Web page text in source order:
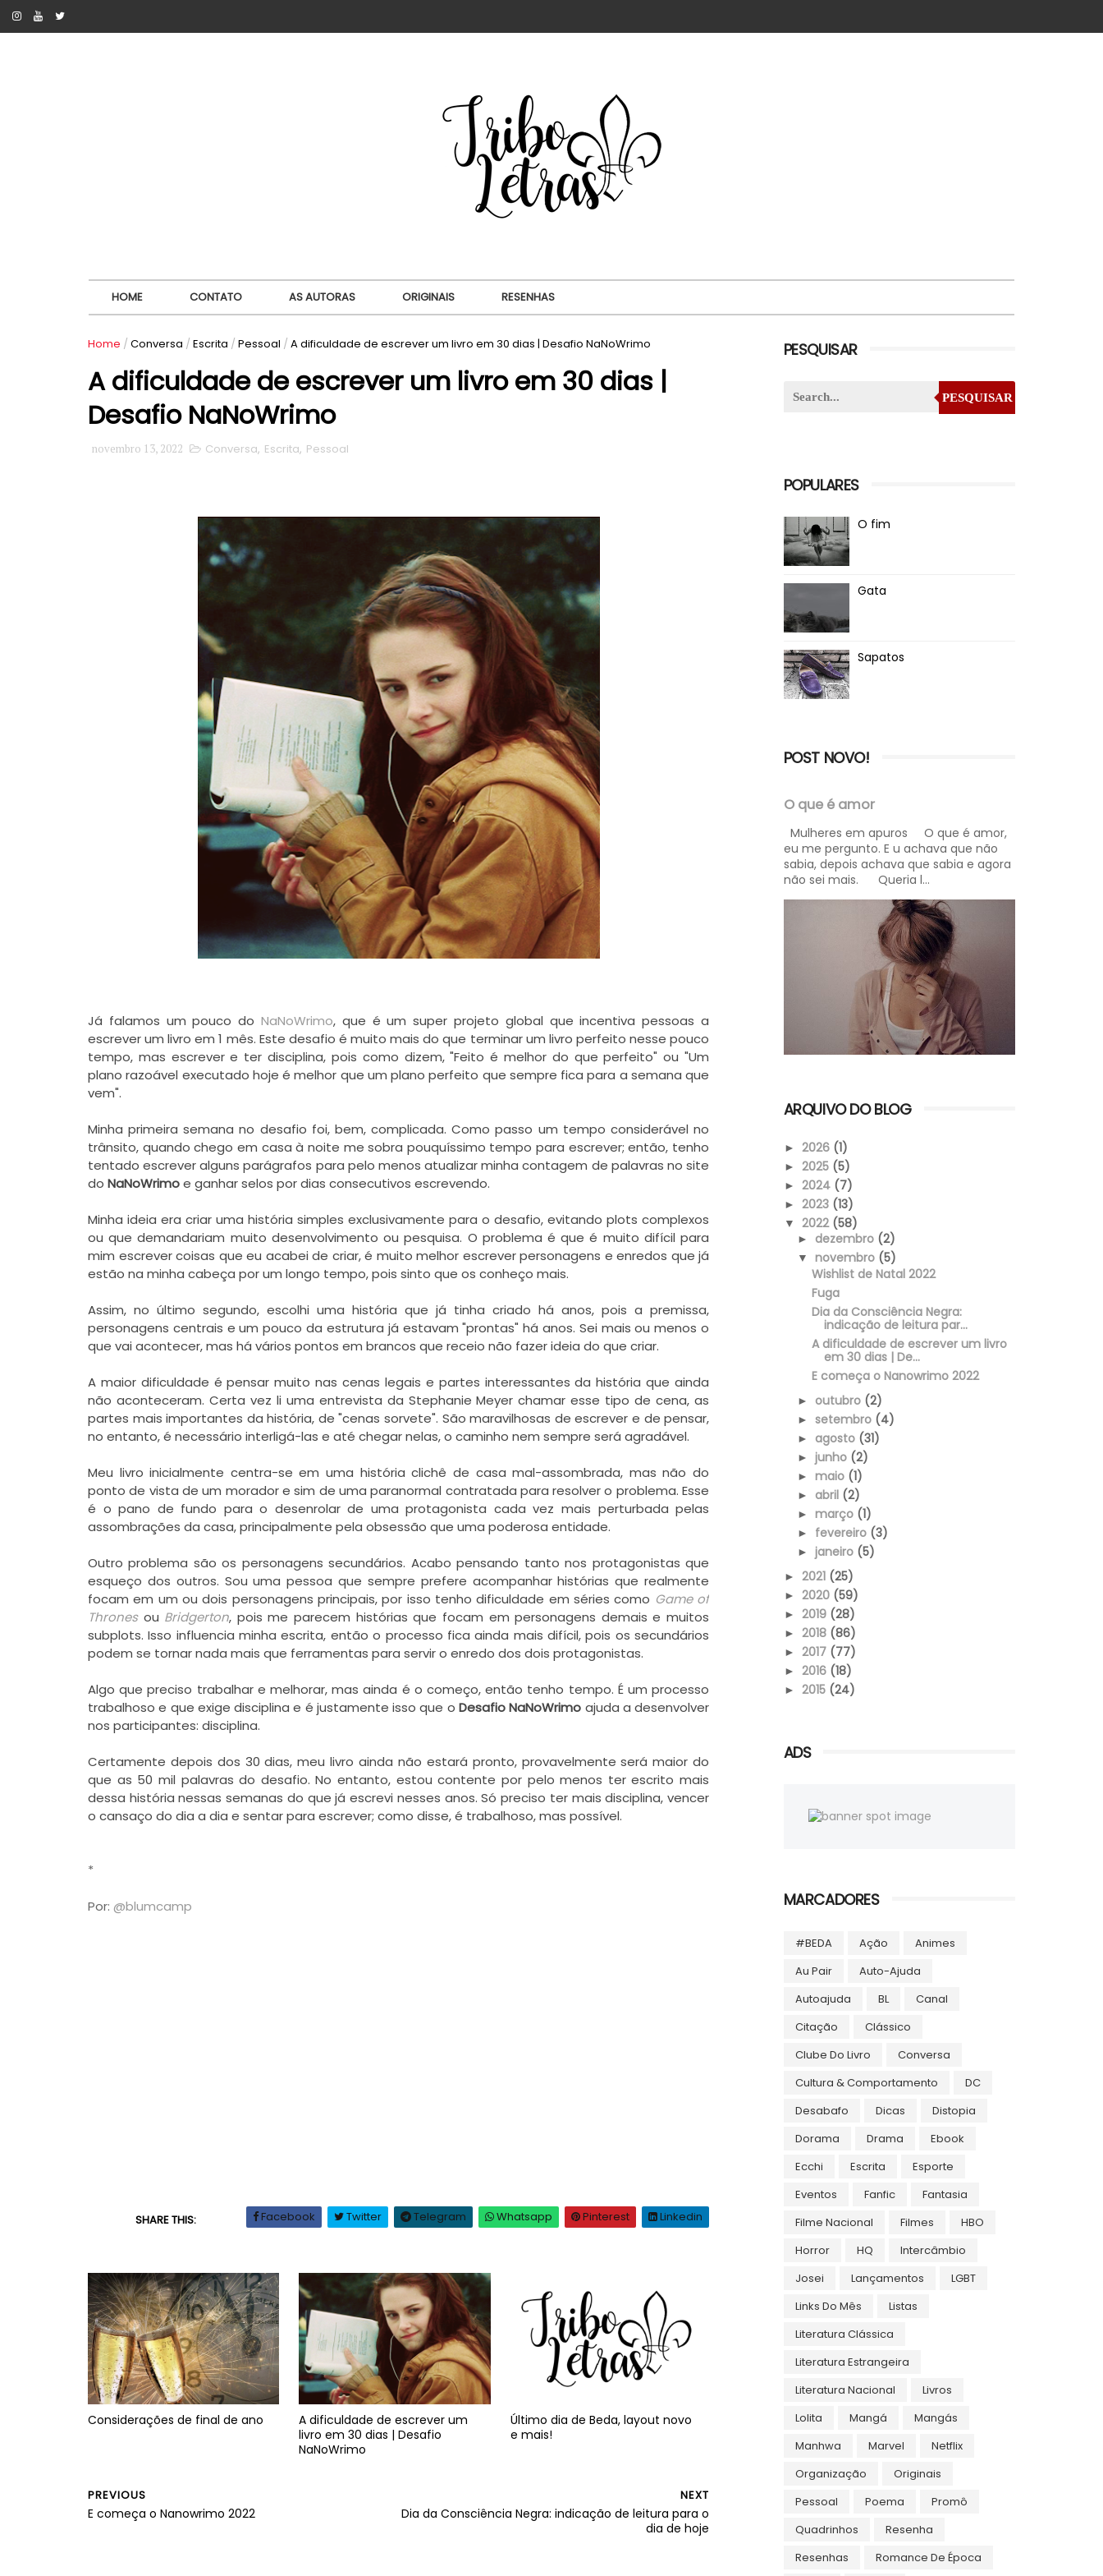
HOME CONTATO AS AUTORAS ORIGINAIS RESENHAS
Home / Conversa / Escrita / Pessoal / A dificuldade de escrever um livro em 30 dias | Desafio NaNoWrimo
A dificuldade de escrever um livro em 30 dias |
Desafio NaNoWrimo
novembro 13, 2022 Conversa, Escrita, Pessoal
Já falamos um pouco doNaNoWrimo, que é um super projeto global que incentiva pessoas a
escrever um livro em 1 mês. Este desafio é muito mais do que terminar um livro perfeito nesse pouco
tempo, mas escrever e ter disciplina, pois como dizem, "Feito é melhor do que perfeito" ou "Um
plano razoável executado hoje é melhor que um plano perfeito que sempre fica para a semana que
vem".
Minha primeira semana no desafio foi, bem, complicada. Como passo um tempo considerável no
trânsito, quando chego em casa à noite me sobra pouquíssimo tempo para escrever; então, tenho
tentado escrever alguns parágrafos para pelo menos atualizar minha contagem de palavras no site
do NaNoWrimoe ganhar selos por dias consecutivos escrevendo.
Minha ideia era criar uma história simples exclusivamente para o desafio, evitando plots complexos
ou que demandariam muito desenvolvimento ou pesquisa. O problema é que é muito difícil para
mim escrever coisas que eu acabei de criar, é muito melhor escrever personagens e enredos que já
estão na minha cabeça por um longo tempo, pois sinto que os conheço mais.
Assim, no último segundo, escolhi uma história que já tinha criado há anos, pois a premissa,
personagens centrais e um pouco da estrutura já estavam "prontas" há anos. Sei mais ou menos o
que vai acontecer, mas há vários pontos em brancos que receio não fazer ideia do que criar.
A maior dificuldade é pensar muito nas cenas legais e partes interessantes da história que ainda
não aconteceram. Certa vez li uma entrevista da Stephanie Meyer chamar esse tipo de cena, as
partes mais importantes da história, de "cenas sorvete". São maravilhosas de escrever e de pensar,
no entanto, é necessário interligá-las e até chegar nelas, o caminho nem sempre será agradável.
Meu livro inicialmente centra-se em uma história clichê de casa mal-assombrada, mas não do
ponto de vista de um morador e sim de uma paranormal contratada para resolver o problema. Esse
é o pano de fundo para o desenrolar de uma protagonista cada vez mais perturbada pelas
assombrações da casa, principalmente pela obsessão que uma poderosa entidade.
Outro problema são os personagens secundários. Acabo pensando tanto nos protagonistas que
esqueço dos outros. Sou uma pessoa que sempre prefere acompanhar histórias que realmente
focam em um ou dois personagens principais, por isso tenho dificuldade em séries como Game of
Thrones ou Bridgerton, pois me parecem histórias que focam em personagens demais e muitos
subplots. Isso influencia minha escrita, então o processo fica ainda mais difícil, pois os secundários
podem se tornar nada mais que ferramentas para servir o enredo dos dois protagonistas.
Algo que preciso trabalhar e melhorar, mas ainda é o começo, então tenho tempo. É um processo
trabalhoso e que exige disciplina e é justamente isso que oDesafio NaNoWrimo ajuda a desenvolver
nos participantes: disciplina.
Certamente depois dos 30 dias, meu livro ainda não estará pronto, provavelmente será maior do
que as 50 mil palavras do desafio. No entanto, estou contente por pelo menos ter escrito mais
dessa história nessas semanas do que já escrevi nesses anos. Só preciso ter mais disciplina, vencer
o cansaço do dia a dia e sentar para escrever; como disse, é trabalhoso, mas possível.
*
Por: @blumcamp
SHARE THIS: Facebook Twitter Telegram Whatsapp Pinterest Linkedin
Considerações de final de ano
A dificuldade de escrever um
livro em 30 dias | Desafio
NaNoWrimo
Último dia de Beda, layout novo
e mais!
NEXT
Dia da Consciência Negra: indicação de leitura para o
dia de hoje
PREVIOUS
E começa o Nanowrimo 2022
PESQUISAR
PESQUISAR
POPULARES
O fim
Gata
Sapatos
POST NOVO!
O que é amor
Mulheres em apuros O que é amor,
eu me pergunto. E u achava que não
sabia, depois achava que sabia e agora
não sei mais. Queria l...
ARQUIVO DO BLOG
► 2026 (1)
► 2025 (5)
► 2024 (7)
► 2023 (13)
▼ 2022 (58)
► dezembro (2)
▼novembro (5)
Wishlist de Natal 2022
Fuga
Dia da Consciência Negra:
indicação de leitura par...
A dificuldade de escrever um livro
em 30 dias | De...
E começa o Nanowrimo 2022
► outubro (2)
►setembro (4)
► agosto (31)
► junho (2)
►maio (1)
► abril (2)
►março (1)
► fevereiro (3)
► janeiro (5)
► 2021 (25)
► 2020 (59)
► 2019 (28)
► 2018 (86)
► 2017 (77)
► 2016 (18)
► 2015 (24)
ADS
MARCADORES
#BEDA Ação
Animes
Au Pair
Auto-Ajuda
Autoajuda
BL
Canal
Citação
Clássico
Clube Do Livro
Conversa
Cultura & Comportamento
DC
Desabafo
Dicas
Distopia
Dorama
Drama
Ebook
Ecchi
Escrita
Esporte
Eventos
Fanfic
Fantasia
Filme Nacional
Filmes
HBO
Horror
HQ
Intercâmbio
Josei
Lançamentos
LGBT
Links Do Mês
Listas
Literatura Clássica
Literatura Estrangeira
Literatura Nacional
Livros
Lolita
Mangá
Mangás
Manhwa
Marvel
Netflix
Organização
Originais
Pessoal
Poema
Promô
Quadrinhos
Resenha
Resenhas
Romance De Época